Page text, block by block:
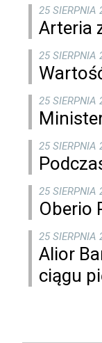
25 SIERPNIA
Arteria
25 SIERPNIA
25 SIERPNIA
25 SIERPNIA
25 SIERPNIA
Oberio
25 SIERPNIA
Alior
ciągu